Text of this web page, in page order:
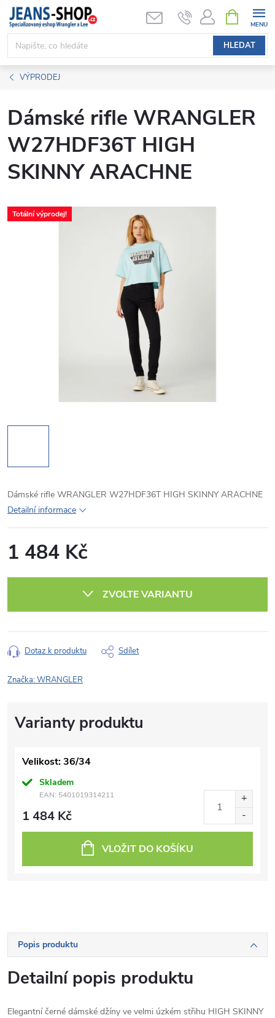
Přejít
obsah
HLEDAT
NÁKUPNÍ
KOŠÍK
VÝPRODEJ
Dámské rifle WRANGLER
W27HDF36T HIGH
SKINNY ARACHNE
Totální výprodej!
Dámské rifle WRANGLER W27HDF36T HIGH SKINNY ARACHNE
Detailní informace
1 484 Kč
ZVOLTE VARIANTU
Dotaz k produktu Sdílet
Značka:WRANGLER
Velikost: 36/34
Skladem
EAN: 5401019314211
1 484 Kč
VLOŽIT DO KOŠÍKU
Popis produktu
Detailní popis produktu
Elegantní černé dámské džíny ve velmi úzkém střihu HIGH SKINNY